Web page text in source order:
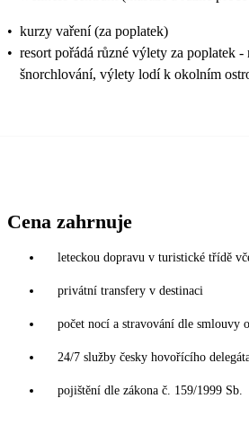
• kurzy vaření (za poplatek)
• resort pořádá různé výlety za poplatek
šnorchlování, výlety lodí k okolním
Cena zahrnuje
leteckou dopravu v turistické třídě
privátní transfery v destinaci
počet nocí a stravování dle smlouvy
24/7 služby česky hovořícího
pojištění dle zákona č. 159/1999 Sb.